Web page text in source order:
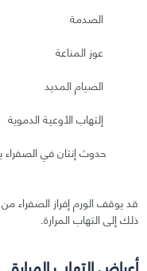
الصدمة
عوز المناعة
الصيام المديد
إلتهاب الأوعية الدموية
حدوث إنتان في الصفراء
قد يوقف الورم إفراز الصفراء
ذلك إلى التهاب المرارة.